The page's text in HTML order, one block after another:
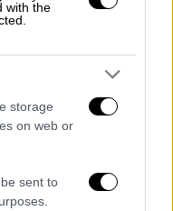
with the
storage
on web or
sent to